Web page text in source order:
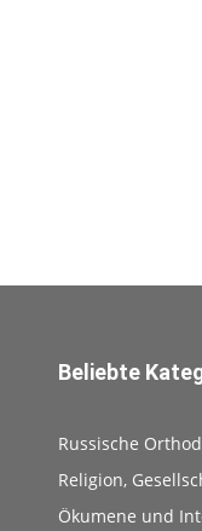
Beliebte
Russische
Religion,
Ökumene und